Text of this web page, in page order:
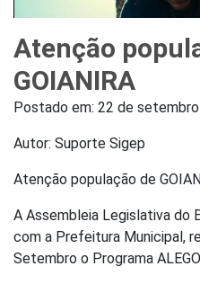
Atenção
GOIANIRA
Postado em: 22 de
Autor: Suporte Sigep
Atenção população de
A Assembleia Legislativa do
com a Prefeitura Municipal,
Setembro o Programa